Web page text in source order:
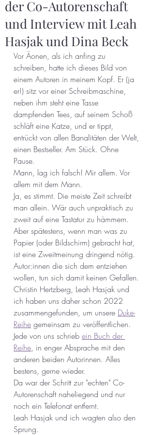
der Co-Autorenschaft
und Interview mit Leah
Hasjak und Dina Beck
Vor Äonen, als ich anfing zu
schreiben, hatte ich dieses Bild von
einem Autoren in meinem Kopf. Er (ja
er!) sitz vor einer Schreibmaschine,
neben ihm steht eine Tasse
dampfenden Tees, auf seinem Schoß
schläft eine Katze, und er tippt,
entrückt von allen Banalitäten der Welt,
einen Bestseller. Am Stück. Ohne
Pause.
Mann, lag ich falsch! Mir allem. Vor
allem mit dem Mann.
Ja, es stimmt. Die meiste Zeit schreibt
man allein. Wär auch unpraktisch zu
zweit auf eine Tastatur zu hämmern.
Aber spätestens, wenn man was zu
Papier (oder Bildschirm) gebracht hat,
ist eine Zweitmeinung dringend nötig.
Autor:innen die sich dem entziehen
wollen, tun sich damit keinen Gefallen.
Christin Hertzberg, Leah Hasjak und
ich haben uns daher schon 2022
zusammengefunden, um unsere Duke-
Reihe gemeinsam zu veröffentlichen.
Jede von uns schrieb ein Buch der
Reihe, in enger Absprache mit den
anderen beiden Autorinnen. Alles
bestens, gerne wieder.
Da war der Schritt zur "echten" Co-
Autorenschaft naheliegend und nur
noch ein Telefonat entfernt.
Leah Hasjak und ich wagten also den
Sprung.